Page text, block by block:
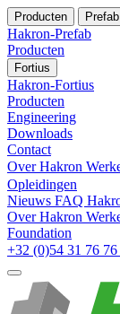
Producten Prefab
Hakron-Prefab
Producten
Fortius
Hakron-Fortius
Producten
Engineering
Downloads
Contact
Over Hakron
Opleidingen
Nieuws FAQ
Over Hakron
Foundation
+32 (0)54 31 76 76